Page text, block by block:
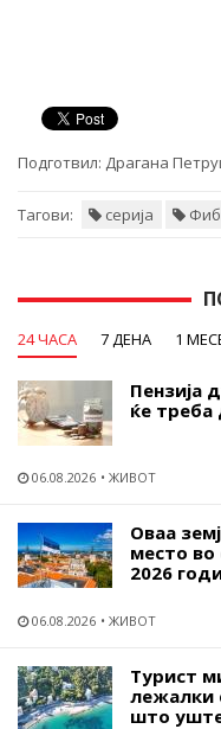
Подготвил: Драгана
Тагови: серија
24 ЧАСА 7 ДЕНА 1
Пензија
ќе треба
06.08.2026 ЖИВОТ
Оваа
место во
2026
06.08.2026 ЖИВОТ
Турист
лежалки
што